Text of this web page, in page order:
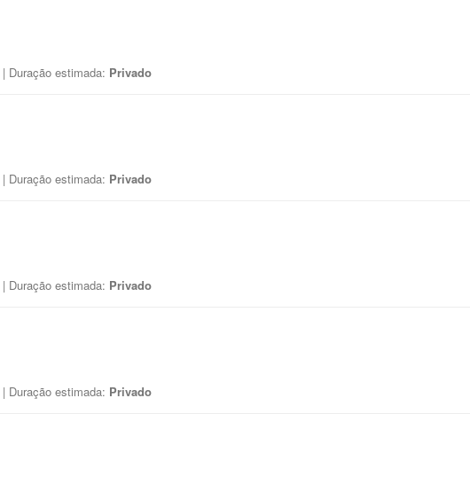
| Duração estimada: Privado
| Duração estimada: Privado
| Duração estimada: Privado
| Duração estimada: Privado